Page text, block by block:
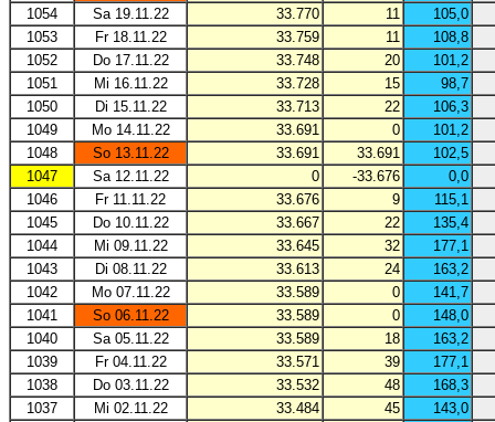
1054
Sa 19.11.22 33.770 11
105,0
1053
Fr 18.11.22 33.759 11
108,8
1052
Do 17.11.22 33.748 20
101,2
1051
Mi 16.11.22 33.728 15
98,7
1050
Di 15.11.22 33.713 22
106,3
1049
Mo 14.11.22 33.691 0
101,2
1048
So 13.11.22 33.691 33.691
102,5
1047
Sa 12.11.22 0 -33.676
0,0
1046
Fr 11.11.22 33.676 9
115,1
1045
Do 10.11.22 33.667 22
135,4
1044
Mi 09.11.22 33.645 32
177,1
1043
Di 08.11.22 33.613 24
163,2
1042
Mo 07.11.22 33.589 0
141,7
1041
So 06.11.22 33.589 0
148,0
1040
Sa 05.11.22 33.589 18
163,2
1039
Fr 04.11.22 33.571 39
177,1
1038
Do 03.11.22 33.532 48
168,3
1037
Mi 02.11.22 33.484 45
143,0